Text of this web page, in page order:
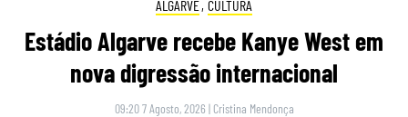
ALGARVE, CULTURA
Estádio Algarve recebe Kanye West em
nova digressão internacional
09:20 7 Agosto, 2026 | Cristina Mendonça